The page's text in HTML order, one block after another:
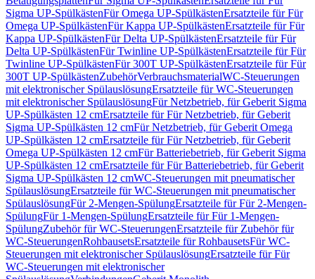
Sigma UP-SpülkästenFür Omega UP-SpülkästenErsatzteile für Für
Omega UP-SpülkästenFür Kappa UP-SpülkästenErsatzteile für Für
Kappa UP-SpülkästenFür Delta UP-SpülkästenErsatzteile für Für
Delta UP-SpülkästenFür Twinline UP-SpülkästenErsatzteile für Für
Twinline UP-SpülkästenFür 300T UP-SpülkästenErsatzteile für Für
300T UP-SpülkästenZubehörVerbrauchsmaterialWC-Steuerungen
mit elektronischer SpülauslösungErsatzteile für WC-Steuerungen
mit elektronischer SpülauslösungFür Netzbetrieb, für Geberit Sigma
UP-Spülkästen 12 cmErsatzteile für Für Netzbetrieb, für Geberit
Sigma UP-Spülkästen 12 cmFür Netzbetrieb, für Geberit Omega
UP-Spülkästen 12 cmErsatzteile für Für Netzbetrieb, für Geberit
Omega UP-Spülkästen 12 cmFür Batteriebetrieb, für Geberit Sigma
UP-Spülkästen 12 cmErsatzteile für Für Batteriebetrieb, für Geberit
Sigma UP-Spülkästen 12 cmWC-Steuerungen mit pneumatischer
SpülauslösungErsatzteile für WC-Steuerungen mit pneumatischer
SpülauslösungFür 2-Mengen-SpülungErsatzteile für Für 2-Mengen-
SpülungFür 1-Mengen-SpülungErsatzteile für Für 1-Mengen-
SpülungZubehör für WC-SteuerungenErsatzteile für Zubehör für
WC-SteuerungenRohbausetsErsatzteile für RohbausetsFür WC-
Steuerungen mit elektronischer SpülauslösungErsatzteile für Für
WC-Steuerungen mit elektronischer